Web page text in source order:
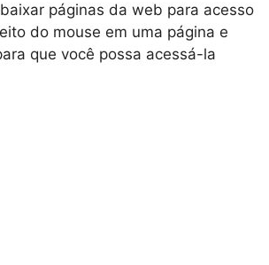
páginas da web para acesso
do mouse em uma página e
que você possa acessá-la